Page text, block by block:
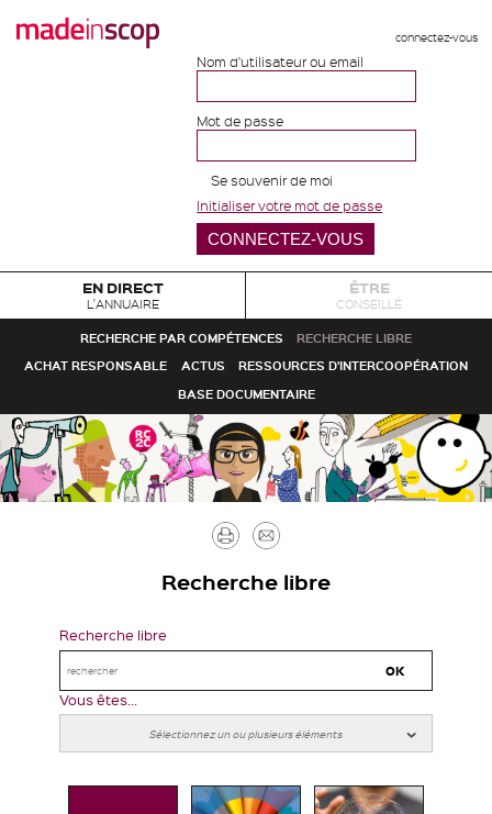
connectez-vous
Nom d'utilisateur ou email
Mot de passe
Se souvenir de moi
Initialiser votre mot de passe
EN DIRECT
L'ANNUAIRE
ÊTRE
CONSEILLÉ
RECHERCHE PAR COMPÉTENCES
RECHERCHE LIBRE
ACHAT RESPONSABLE
ACTUS
RESSOURCES D'INTERCOOPÉRATION
BASE DOCUMENTAIRE
Imprimer
Recherche libre
Recherche libre
Vous êtes...